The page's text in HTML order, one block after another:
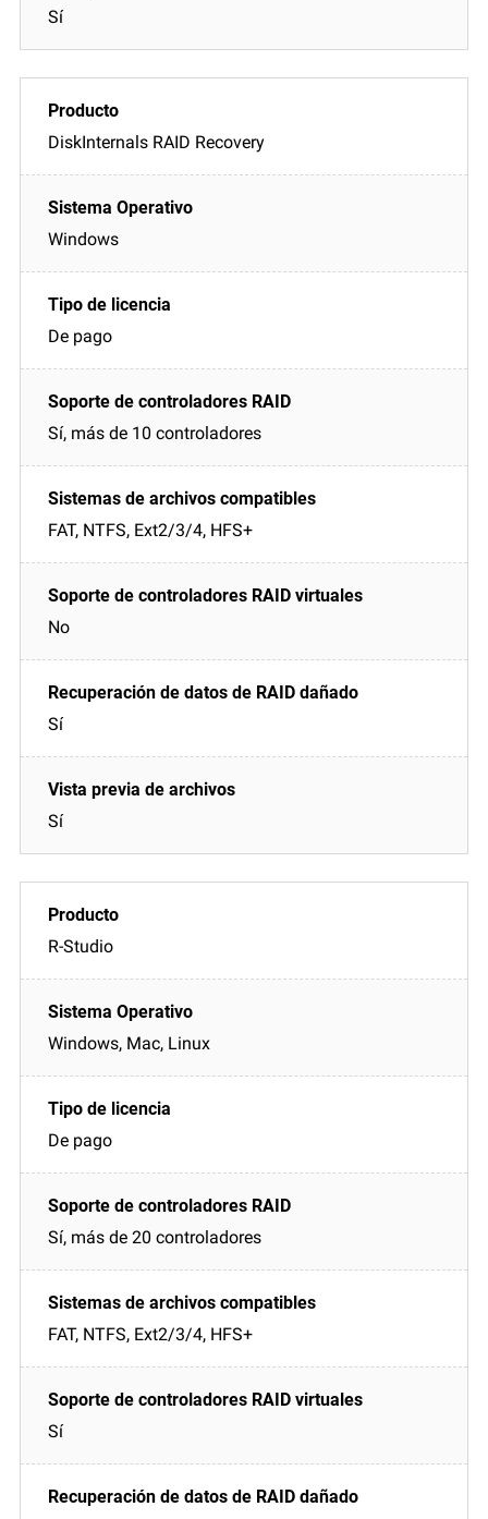
Sí
DiskInternals RAID Recovery
Windows
De pago
Sí, más de 10 controladores
FAT, NTFS, Ext2/3/4, HFS+
No
Sí
Sí
R-Studio
Windows, Mac, Linux
De pago
Sí, más de 20 controladores
FAT, NTFS, Ext2/3/4, HFS+
Sí